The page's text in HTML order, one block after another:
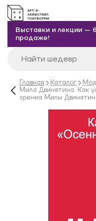
Выставки и лекции —
продаже!
Главная Каталог
Мила Двинятина. Как
зрения Милы